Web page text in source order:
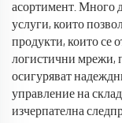
асортимент. Много
услуги, които
продукти, които се
логистични мрежи,
осигуряват
управление на
изчерпателна